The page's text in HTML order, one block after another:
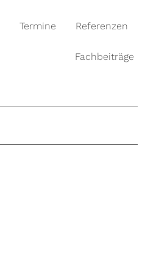
Termine Referenzen
Fachbeiträge